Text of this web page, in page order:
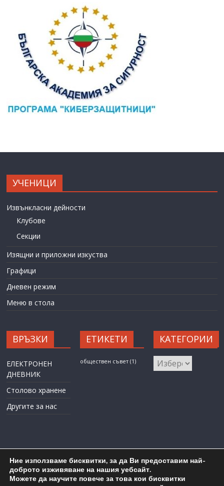
УЧЕНИЦИ
Извънкласни дейности
Клубове
Секции
Изящни и приложни изкуства
Графици
Дневен режим
Меню в стола
ВРЪЗКИ
ЕЛЕКТРОНЕН
ДНЕВНИК
Столово хранене
Другите за нас
ЕТИКЕТИ
обществен съвет (1)
КАТЕГОРИИ
КАТЕГОРИИ
Карта на сайта Административен достъп
Ние използваме бисквитки, за да Ви предоставим най-
доброто изживяване на нашия уебсайт.
Можете да научите повече за това кои бисквитки